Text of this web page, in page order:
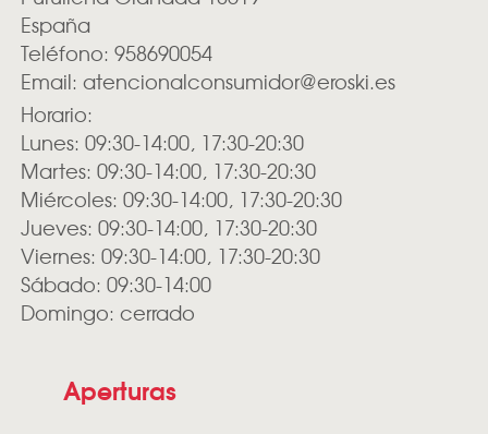
España
Teléfono: 958690054
Email: atencionalconsumidor@eroski.es
Horario:
Lunes: 09:30-14:00, 17:30-20:30
Martes: 09:30-14:00, 17:30-20:30
Miércoles: 09:30-14:00, 17:30-20:30
Jueves: 09:30-14:00, 17:30-20:30
Viernes: 09:30-14:00, 17:30-20:30
Sábado: 09:30-14:00
Domingo: cerrado
Aperturas